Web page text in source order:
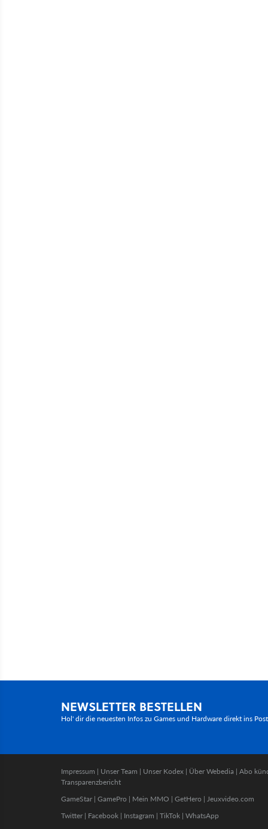
NEWSLETTER BESTELLEN
Hol' dir die neuesten Infos zu Games und Hardware direkt ins
Impressum | Unser Team | Unser Kodex | Über Webedia | Abo
Transparenzbericht
GameStar | GamePro | Mein MMO | GetHero | Jeuxvideo.com
Twitter | Facebook | Instagram | TikTok | WhatsApp